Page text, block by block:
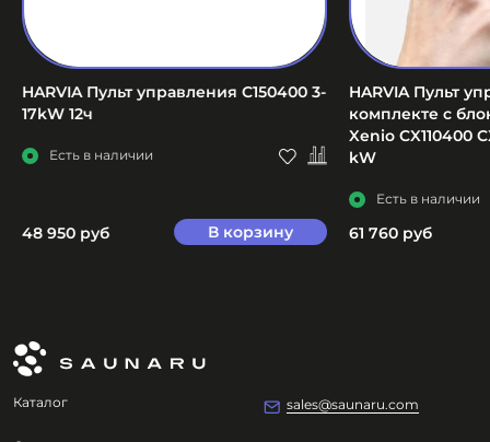
HARVIA Пульт управления C150400 3-
17kW 12ч
Есть в наличии
48 950 руб В корзину
HARVIA Пульт
комплекте с
Xenio CX110400
kW
Есть в наличии
61 760 руб
Каталог sales@saunaru.com